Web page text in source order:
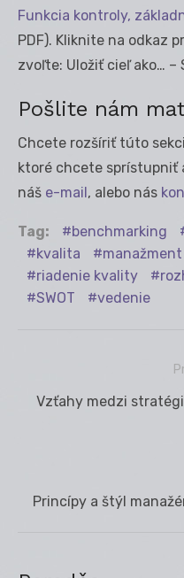
Funkcia kontroly,
PDF). Kliknite na odkaz
zvoľte: Uložiť cieľ ako… –
Pošlite nám
Chcete rozšíriť túto
ktoré chcete sprístupniť
náš e-mail, alebo nás
Tag: benchmarking
kvalita
manažment
riadenie kvality
SWOT
vedenie
Previous
Vzťahy medzi
Next
Princípy a štýl